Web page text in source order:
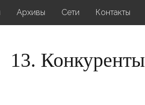
Архивы Сети Контакты
13. Конкуренты